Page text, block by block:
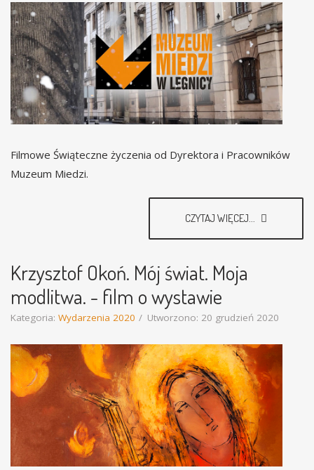
Filmowe Świąteczne życzenia od Dyrektora i Pracowników
Muzeum Miedzi.
CZYTAJ WIĘCEJ...
Krzysztof Okoń. Mój świat. Moja
modlitwa. - film o wystawie
Kategoria: Wydarzenia 2020 Utworzono: 20 grudzień 2020